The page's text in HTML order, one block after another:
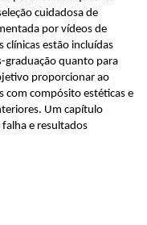
cuidadosa de
por vídeos de
clínicas estão incluídas
graduação quanto para
proporcionar ao
com compósito estéticas e
Um capítulo
e resultados